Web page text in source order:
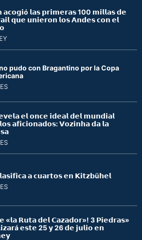
𝗮𝗰𝗼𝗴𝗶ó 𝗹𝗮𝘀 𝗽𝗿𝗶𝗺𝗲𝗿𝗮𝘀 100 𝗺𝗶𝗹𝗹𝗮𝘀 𝗱𝗲
𝗾𝘂𝗲 𝘂𝗻𝗶𝗲𝗿𝗼𝗻 𝗹𝗼𝘀 𝗔𝗻𝗱𝗲𝘀 𝗰𝗼𝗻 𝗲𝗹
pudo con Bragantino por la Copa
𝗲𝗹 𝗼𝗻𝗰𝗲 𝗶𝗱𝗲𝗮𝗹 𝗱𝗲𝗹 𝗺𝘂𝗻𝗱𝗶𝗮𝗹
𝗮𝗳𝗶𝗰𝗶𝗼𝗻𝗮𝗱𝗼𝘀: 𝗩𝗼𝘇𝗶𝗻𝗵𝗮 𝗱𝗮 𝗹𝗮
𝗮 𝗰𝘂𝗮𝗿𝘁𝗼𝘀 𝗲𝗻 𝗞𝗶𝘁𝘇𝗯ü𝗵𝗲𝗹
«𝗹𝗮 𝗥𝘂𝘁𝗮 𝗱𝗲𝗹 𝗖𝗮𝘇𝗮𝗱𝗼𝗿»! 3 𝗣𝗶𝗲𝗱𝗿𝗮𝘀»
𝗲𝘀𝘁𝗲 25 𝘆 26 𝗱𝗲 𝗷𝘂𝗹𝗶𝗼 𝗲𝗻